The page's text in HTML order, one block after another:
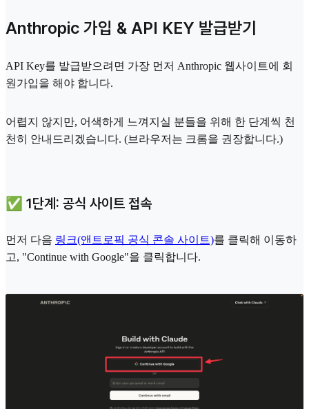
Anthropic 가입 & API KEY 발급받기
API Key를 발급받으려면 가장 먼저 Anthropic 웹사이트에 회
원가입을 해야 합니다.
어렵지 않지만, 어색하게 느껴지실 분들을 위해 한 단계씩 천
천히 안내드리겠습니다. (브라우저는 크롬을 권장합니다.)
✅ 1단계: 공식 사이트 접속
먼저 다음 링크(앤트로픽 공식 콘솔 사이트)를 클릭해 이동하
고, "Continue with Google"을 클릭합니다.